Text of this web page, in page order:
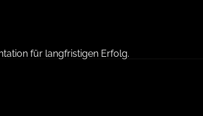
für langfristigen Erfolg.